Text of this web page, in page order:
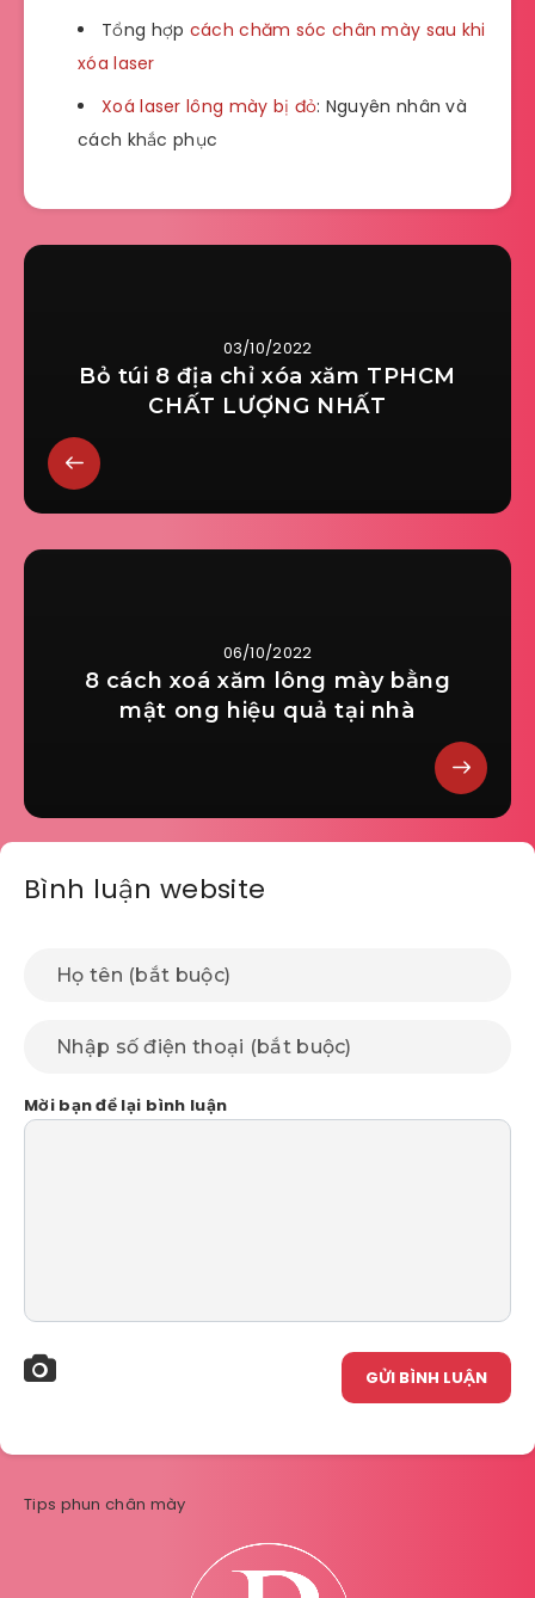
Tổng hợp cách chăm sóc chân mày sau khi
xóa laser
Xoá laser lông mày bị đỏ: Nguyên nhân và
cách khắc phục
03/10/2022
Bỏ túi 8 địa chỉ xóa xăm TPHCM
CHẤT LƯỢNG NHẤT
06/10/2022
8 cách xoá xăm lông mày bằng
mật ong hiệu quả tại nhà
Bình luận website
Mời bạn để lại bình luận
GỬI BÌNH LUẬN
Tips phun chân mày